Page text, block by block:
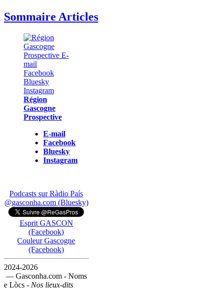
Sommaire Articles
Région
Gascogne
Prospective
E-mail
Facebook
Bluesky
Instagram
Podcasts sur Ràdio País
@gasconha.com (Bluesky)
Esprit GASCON
(Facebook)
Couleur Gascogne
(Facebook)
2024-2026
— Gasconha.com - Noms
e Lòcs - Nos lieux-dits